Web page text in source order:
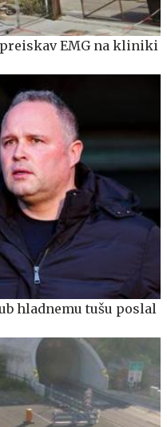
EMG na kliniki
hladnemu tušu poslal